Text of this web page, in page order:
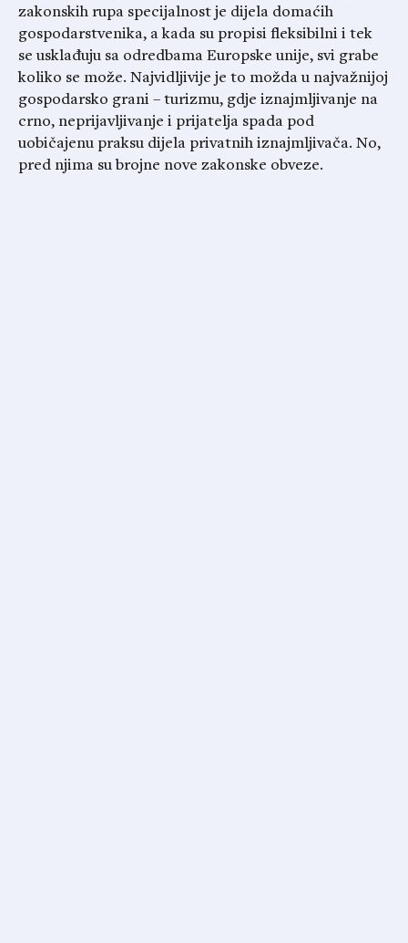
zakonskih rupa specijalnost je dijela domaćih
gospodarstvenika, a kada su propisi fleksibilni i tek
se usklađuju sa odredbama Europske unije, svi grabe
koliko se može. Najvidljivije je to možda u najvažnijoj
gospodarsko grani – turizmu, gdje iznajmljivanje na
crno, neprijavljivanje i prijatelja spada pod
uobičajenu praksu dijela privatnih iznajmljivača. No,
pred njima su brojne nove zakonske obveze.